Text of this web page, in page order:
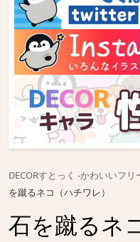
DECORすとっく -かわいいフ
を蹴るネコ（ハチワレ）
石を蹴るネ